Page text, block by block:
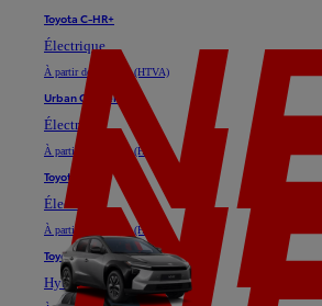
Toyota C-HR+
Électrique
À partir de 35.128 € (HTVA)
Urban Cruiser
Électrique
À partir de 29.747 € (HTVA)
Toyota bZ4X
Électrique
À partir de 37.025 € (HTVA)
Toyota C-HR
Hybride ou Plug-in Hybride